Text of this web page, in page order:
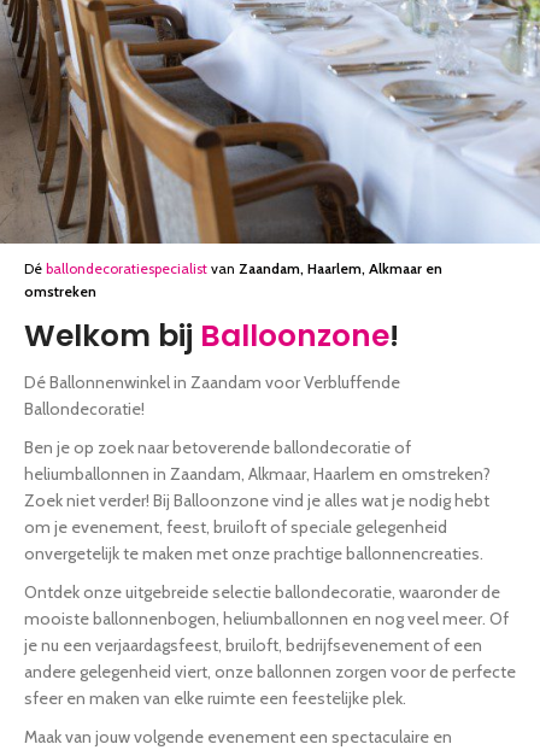
Val extra feestelijk op met
ballonnen!
bekijk de mogelijkheden
Ballonnen cijfers, letters en meer
verjaardag versiering
Bekijk de mogelijkheden
Dé ballondecoratiespecialist van Zaandam, Haarlem, Alkmaar en
omstreken
Welkom bij Balloonzone!
Dé Ballonnenwinkel in Zaandam voor Verbluffende
Ballondecoratie!
Ben je op zoek naar betoverende ballondecoratie of
heliumballonnen in Zaandam, Alkmaar, Haarlem en omstreken?
Zoek niet verder! Bij Balloonzone vind je alles wat je nodig hebt
om je evenement, feest, bruiloft of speciale gelegenheid
onvergetelijk te maken met onze prachtige ballonnencreaties.
Ontdek onze uitgebreide selectie ballondecoratie, waaronder de
mooiste ballonnenbogen, heliumballonnen en nog veel meer. Of
je nu een verjaardagsfeest, bruiloft, bedrijfsevenement of een
andere gelegenheid viert, onze ballonnen zorgen voor de perfecte
sfeer en maken van elke ruimte een feestelijke plek.
Maak van jouw volgende evenement een spectaculaire en